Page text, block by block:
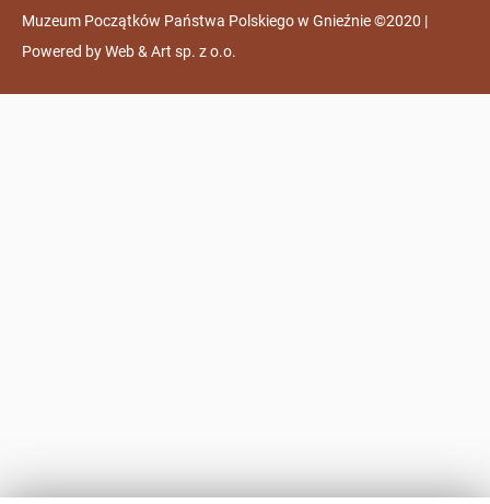
Muzeum Początków Państwa Polskiego w Gnieźnie ©2020 |
Powered byWeb & Art sp. z o.o.